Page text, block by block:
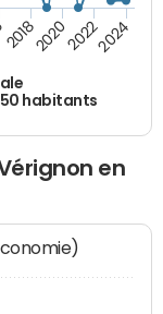
habitants
2018202020222024
en